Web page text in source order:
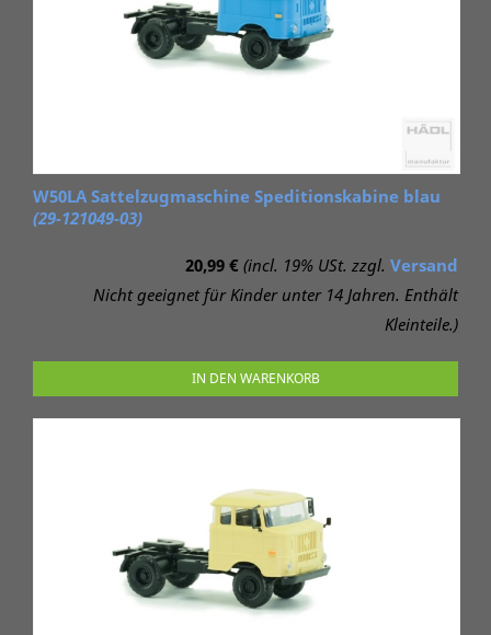
W50LA Sattelzugmaschine Speditionskabine blau
(29-121049-03)
20,99 € (incl. 19% USt. zzgl. Versand
Nicht geeignet für Kinder unter 14 Jahren. Enthält
Kleinteile.)
IN DEN WARENKORB